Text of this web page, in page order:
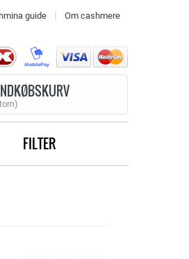
guide Om cashmere
FILTER